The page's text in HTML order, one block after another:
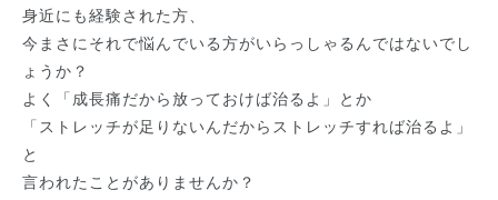
身近にも経験された方、
今まさにそれで悩んでいる方がいらっしゃるんではないでし
ょうか？
よく「成長痛だから放っておけば治るよ」とか
「ストレッチが足りないんだからストレッチすれば治るよ」
と
言われたことがありませんか？